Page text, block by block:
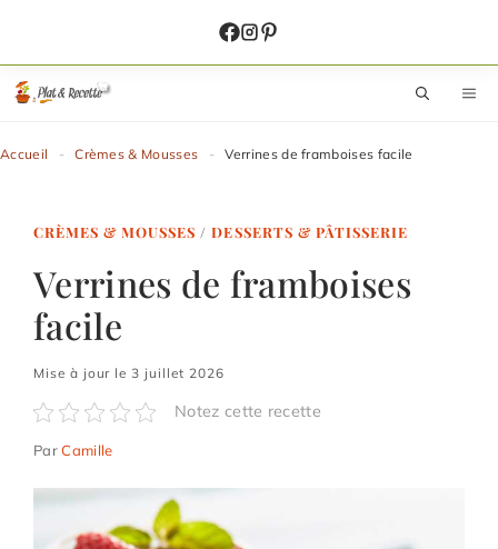
contenu
Accueil - Crèmes & Mousses - Verrines de framboises facile
CRÈMES & MOUSSES /DESSERTS & PÂTISSERIE
Verrines de framboises
facile
Mise à jour le 3 juillet 2026
Notez cette recette
ParCamille